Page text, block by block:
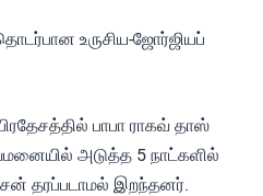
உருசிய-ஜோர்ஜியப்
பாபா ராகவ் தாஸ்
அடுத்த 5 நாட்களில்
தரப்படாமல் இறந்தனர்.